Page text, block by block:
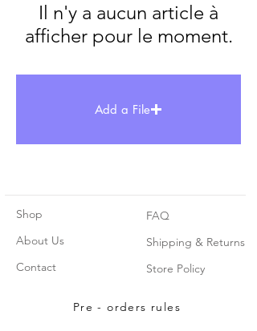
Il n'y a aucun article à
afficher pour le moment.
Add a File
Shop
About Us
Contact
FAQ
Shipping & Returns
Store Policy
Pre - orders rules